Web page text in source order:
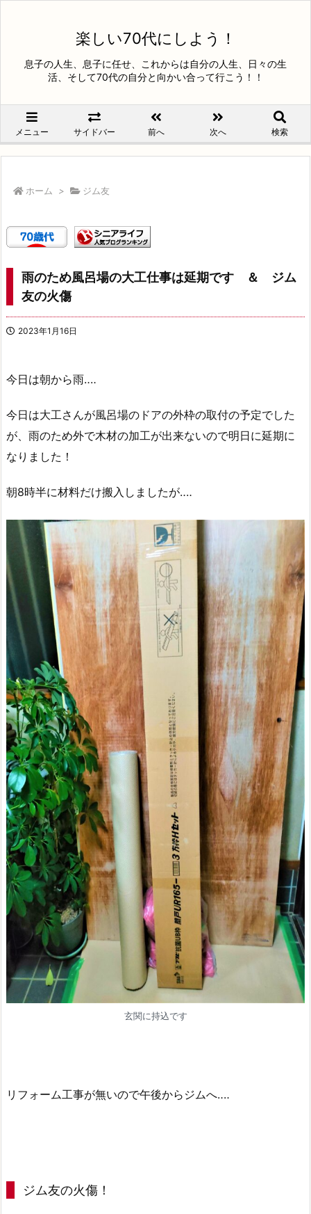
楽しい70代にしよう！
息子の人生、息子に任せ、これからは自分の人生、日々の生
活、そして70代の自分と向かい合って行こう！！
メニュー サイドバー 前へ 次へ 検索
ホーム > ジム友
雨のため風呂場の大工仕事は延期です ＆ ジム
友の火傷
2023年1月16日
今日は朝から雨‥‥
今日は大工さんが風呂場のドアの外枠の取付の予定でした
が、雨のため外で木材の加工が出来ないので明日に延期に
なりました！
朝8時半に材料だけ搬入しましたが‥‥
玄関に持込です
リフォーム工事が無いので午後からジムへ‥‥
ジム友の火傷！